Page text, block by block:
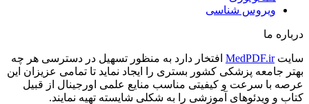
ویروس شناسی
درباره ما
سایتMedPDF.ir افتخار دارد به منظور تسهیل در دسترسی هر چه
بهتر جامعه پزشکی کشور بستری را ایجاد نماید تا تمامی عزیزان این
عرصه با سرعت و کیفیتی مناسب منایع علمی اورجینال از قبیل
کتاب و ویدئوهای آموزشی را به شکلی شایسته تهیه نمایند.